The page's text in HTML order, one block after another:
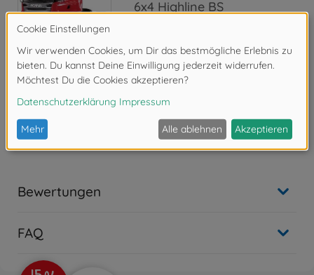
6x4 Highline BS
Archiv
1:14 Kar.-Satz Scania R620
6x4 Highline
300056514
Nicht mehr verfügbar
Bewertungen
FAQ